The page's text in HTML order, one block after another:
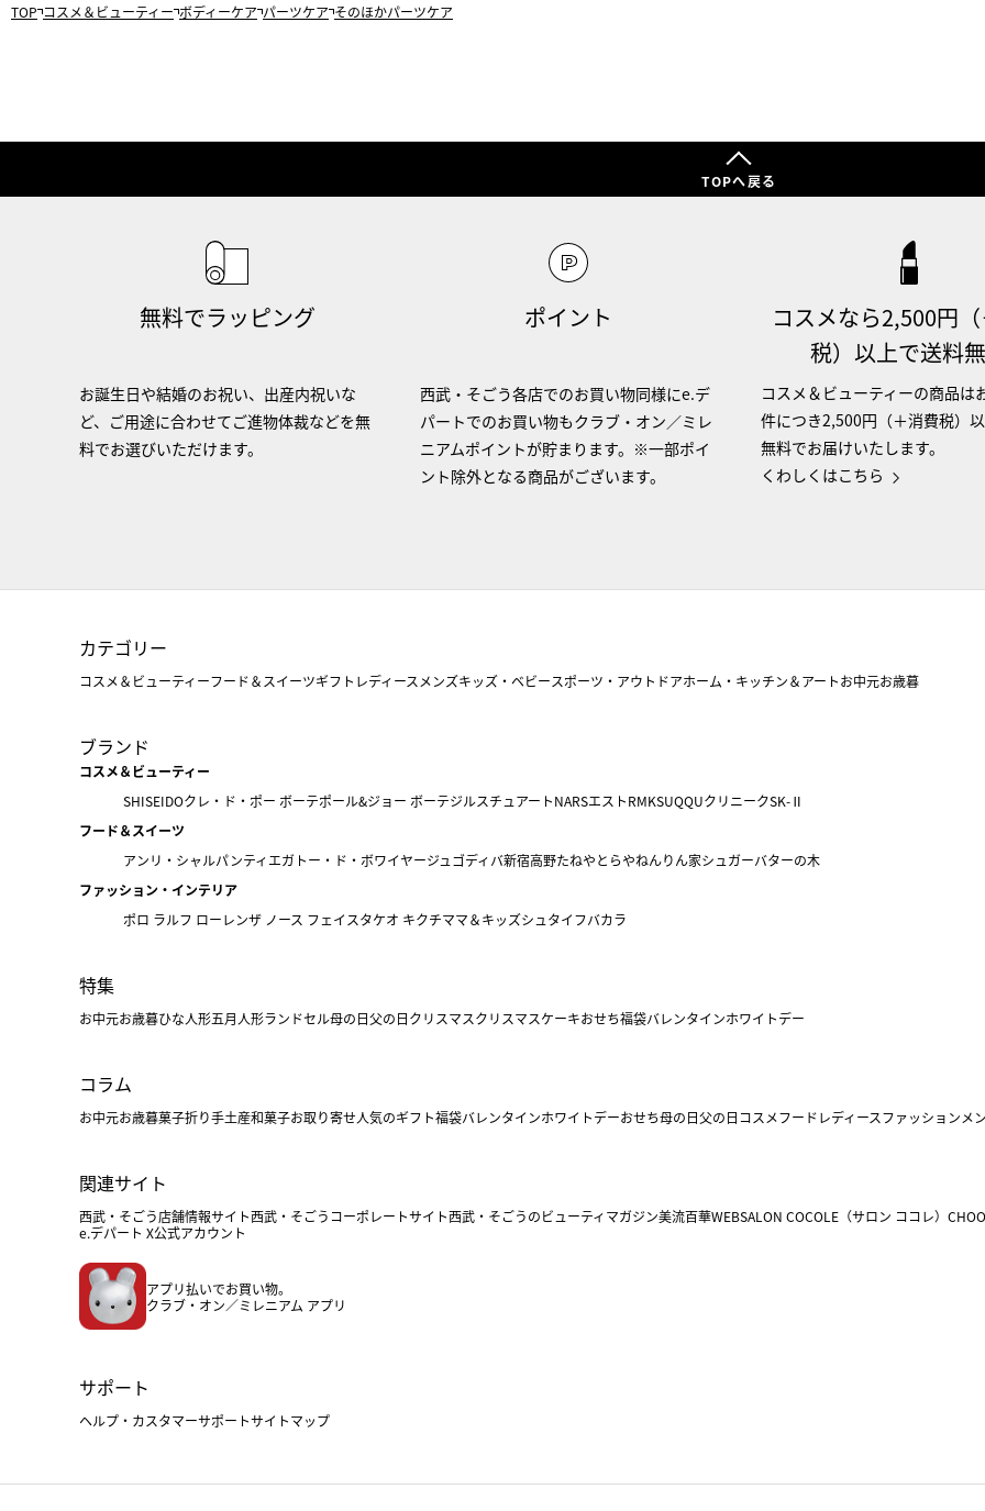
TOP コスメ＆ビューティー ボディーケア パーツケア そのほかパーツケア
TOPへ戻る
無料でラッピング
お誕生日や結婚のお祝い、出産内祝いな
ど、ご用途に合わせてご進物体裁などを無
料でお選びいただけます。
ポイント
西武・そごう各店でのお買い物同様にe.デ
パートでのお買い物もクラブ・オン／ミレ
ニアムポイントが貯まります。※一部ポイ
ント除外となる商品がございます。
コスメなら2,500円
税）以上で送料
コスメ＆ビューティーの商品は
件につき2,500円（＋消費税）
無料でお届けいたします。
くわしくはこちら
カテゴリー
コスメ＆ビューティーフード＆スイーツギフト レディースメンズキッズ・ベビースポーツ・アウトドアホーム・キッチン＆アートお中元お歳暮
ブランド
コスメ＆ビューティー
SHISEIDOクレ・ド・ポー ボーテポール&ジョー ボーテジルスチュアートNARSエストRMKSUQQUクリニークSK-Ⅱ
フード＆スイーツ
アンリ・シャルパンティエガトー・ド・ボワイヤージュゴディバ新宿高野たねやとらやねんりん家シュガーバターの木
ファッション・インテリア
ポロ ラルフ ローレンザ ノース フェイスタケオ キクチママ＆キッズシュタイフバカラ
特集
お中元お歳暮ひな人形五月人形ランドセル母の日父の日クリスマスクリスマスケーキおせち福袋バレンタインホワイトデー
コラム
お中元お歳暮菓子折り手土産和菓子お取り寄せ人気のギフト福袋バレンタインホワイトデーおせち母の日父の日 コスメフードレディースファッションメ
関連サイト
西武・そごう店舗情報サイト西武・そごうコーポレートサイト西武・そごうのビューティマガジン美流百華WEBSALON COCOLE（サロン ココレ）
e.デパート X公式アカウント
アプリ払いでお買い物。
クラブ・オン／ミレニアム アプリ
サポート
ヘルプ・カスタマーサポートサイトマップ